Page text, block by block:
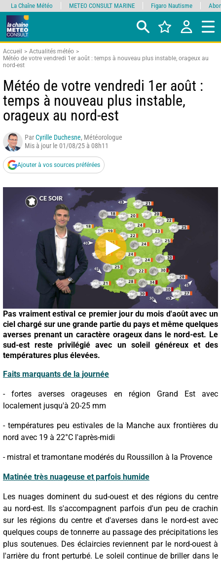
Accueil
Actualités météo
Météo de votre vendredi 1er août : temps à nouveau plus instable, orageux au
nord-est
Météo de votre vendredi 1er août :
temps à nouveau plus instable,
orageux au nord-est
ParCyrille Duchesne, Météorologue
Mis à jour le 01/08/25 à 08h11
Ajouter à vos sources préférées
Pas vraiment estival ce premier jour du mois d'août avec un
ciel chargé sur une grande partie du pays et même quelques
averses prenant un caractère orageux dans le nord-est. Le
sud-est reste privilégié avec un soleil généreux et des
températures plus élevées.
Faits marquants de la journée
- fortes averses orageuses en région Grand Est avec
localement jusqu'à 20-25 mm
- températures peu estivales de la Manche aux frontières du
nord avec 19 à 22°C l'après-midi
- mistral et tramontane modérés du Roussillon à la Provence
Matinée très nuageuse et parfois humide
Les nuages dominent du sud-ouest et des régions du centre
au nord-est. Ils s'accompagnent parfois d'un peu de crachin
sur les régions du centre et d'averses dans le nord-est avec
quelques coups de tonnerre au passage des précipitations les
plus soutenues. Des éclaircies reviennent par le nord-ouest à
l'arrière du front perturbé. Le soleil continue de briller dans le
La Chaîne Météo METEO CONSULT MARINE Figaro Nautisme